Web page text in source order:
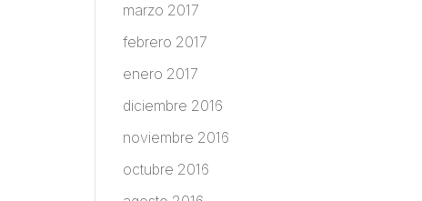
marzo 2017
febrero 2017
enero 2017
diciembre 2016
noviembre 2016
octubre 2016